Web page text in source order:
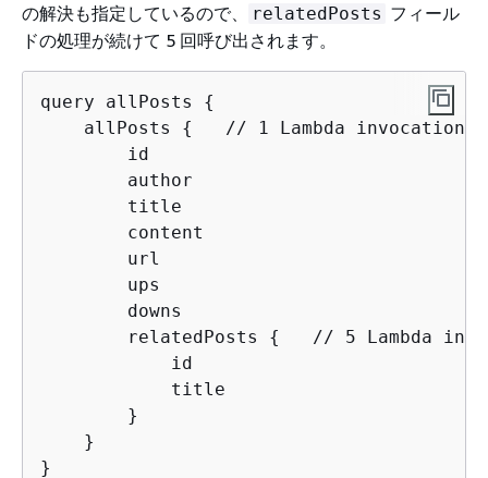
の解決も指定しているので、 relatedPosts フィール
ドの処理が続けて 5 回呼び出されます。
query allPosts {
    allPosts
{
// 1 Lambda invocation
        id
        author
        title
        content
        url
        ups
        downs
        relatedPosts
{
// 5 Lambda
            id
            title
        }
    }
}